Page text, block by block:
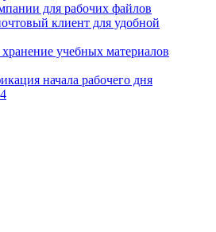
для рабочих файлов
клиент для удобной
учебных материалов
начала рабочего дня